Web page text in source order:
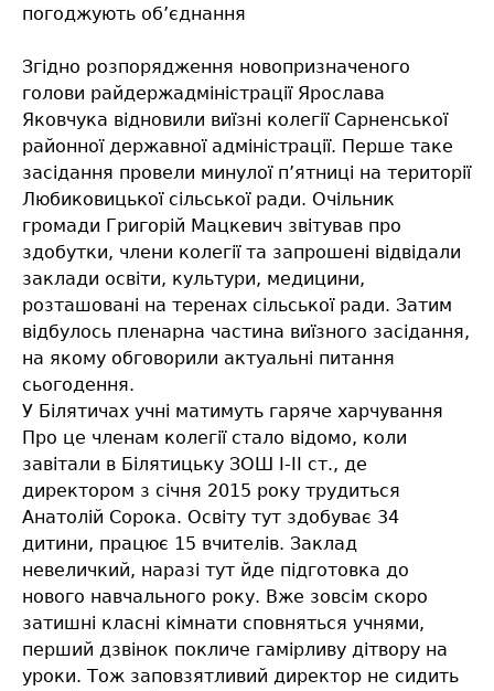
погоджують об’єднання
Згідно розпорядження новопризначеного
голови райдержадміністрації Ярослава
Яковчука відновили виїзні колегії Сарненської
районної державної адміністрації. Перше таке
засідання провели минулої п’ятниці на території
Любиковицької сільської ради. Очільник
громади Григорій Мацкевич звітував про
здобутки, члени колегії та запрошені відвідали
заклади освіти, культури, медицини,
розташовані на теренах сільської ради. Затим
відбулось пленарна частина виїзного засідання,
на якому обговорили актуальні питання
сьогодення.
У Білятичах учні матимуть гаряче харчування
Про це членам колегії стало відомо, коли
завітали в Білятицьку ЗОШ І-ІІ ст., де
директором з січня 2015 року трудиться
Анатолій Сорока. Освіту тут здобуває 34
дитини, працює 15 вчителів. Заклад
невеличкий, наразі тут йде підготовка до
нового навчального року. Вже зовсім скоро
затишні класні кімнати сповняться учнями,
перший дзвінок покличе гамірливу дітвору на
уроки. Тож заповзятливий директор не сидить